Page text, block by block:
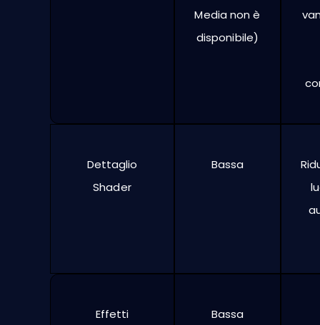
Media non è
disponibile)
Dettaglio
Shader
Bassa
Effetti
Bassa